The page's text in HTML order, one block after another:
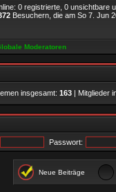
0 registrierte, 0 unsichtbare
Besuchern, die am So 7. Jun
Moderatoren
insgesamt: 163 | Mitglieder
Passwort:
Neue Beiträge